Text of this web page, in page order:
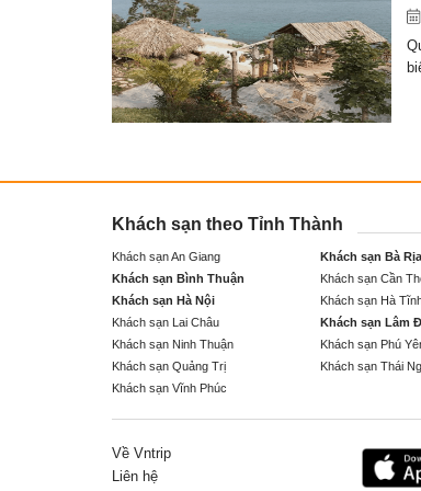
Khách sạn theo Tỉnh Thành
Khách sạn An Giang Khách sạn Bà
Khách sạn Bình Thuận
Khách sạn Cần
Khách sạn Hà Nội
Khách sạn Hà
Khách sạn Lai Châu
Khách sạn Lâm
Khách sạn Ninh Thuận
Khách sạn Phú
Khách sạn Quảng Trị
Khách sạn Thái
Khách sạn Vĩnh Phúc
Về Vntrip
Liên hệ